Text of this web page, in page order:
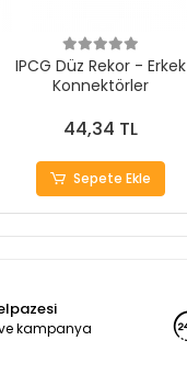
IPCG Düz Rekor - Erkek
Konnektörler
44,34 TL
Sepete Ekle
kampanya